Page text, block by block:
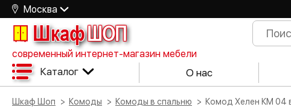
Москва
ШкафШОП
современный интернет-магазин мебели
Каталог О нас
Шкаф Шоп Комоды Комоды в спальню Комод Хелен КМ 04